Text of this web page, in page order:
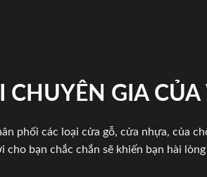
CHUYÊN GIA CỦA
phối các loại cửa gỗ, cửa nhựa, của
cho bạn chắc chắn sẽ khiến bạn hài